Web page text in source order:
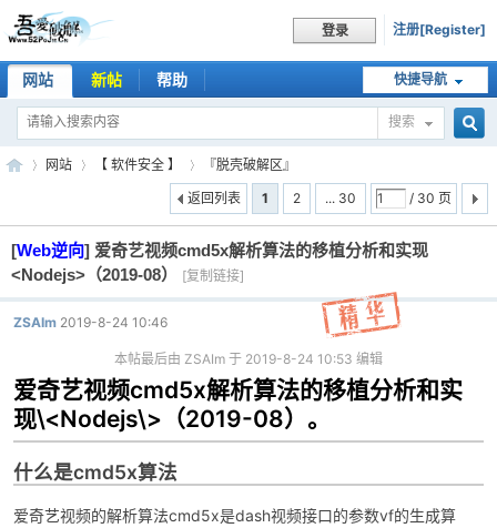
登录 注册[Register]
快捷导航
网站 新帖 帮助
搜索
吾
爱
»
网站
›
【 软件安全 】
›
『脱壳破解区』
1
2 ... 30 / 30 页
返回列表
[Web逆向] 爱奇艺视频cmd5x解析算法的移植分析和实现
<Nodejs>（2019-08）
[复制链接]
ZSAIm 2019-8-24 10:46
本帖最后由 ZSAIm 于 2019-8-24 10:53 编辑
爱奇艺视频cmd5x解析算法的移植分析和实
现\<Nodejs\>（2019-08）。
什么是cmd5x算法
爱奇艺视频的解析算法cmd5x是dash视频接口的参数vf的生成算